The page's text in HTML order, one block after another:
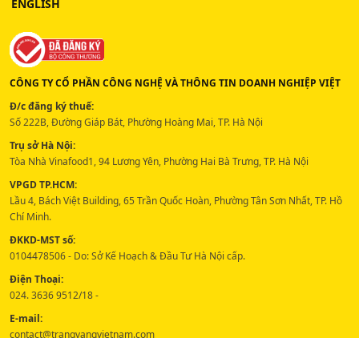
ENGLISH
CÔNG TY CỔ PHẦN CÔNG NGHỆ VÀ THÔNG TIN DOANH NGHIỆP VIỆT
Đ/c đăng ký thuế:
Số 222B, Đường Giáp Bát, Phường Hoàng Mai, TP. Hà Nội
Trụ sở Hà Nội:
Tòa Nhà Vinafood1, 94 Lương Yên, Phường Hai Bà Trưng, TP. Hà Nội
VPGD TP.HCM:
Lầu 4, Bách Việt Building, 65 Trần Quốc Hoàn, Phường Tân Sơn Nhất, TP. Hồ
Chí Minh.
ĐKKD-MST số:
0104478506 - Do: Sở Kế Hoạch & Đầu Tư Hà Nội cấp.
Điện Thoại:
024. 3636 9512/18 -
E-mail:
contact@trangvangvietnam.com